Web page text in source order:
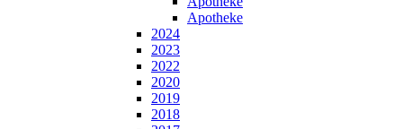
Apotheke
2024
2023
2022
2020
2019
2018